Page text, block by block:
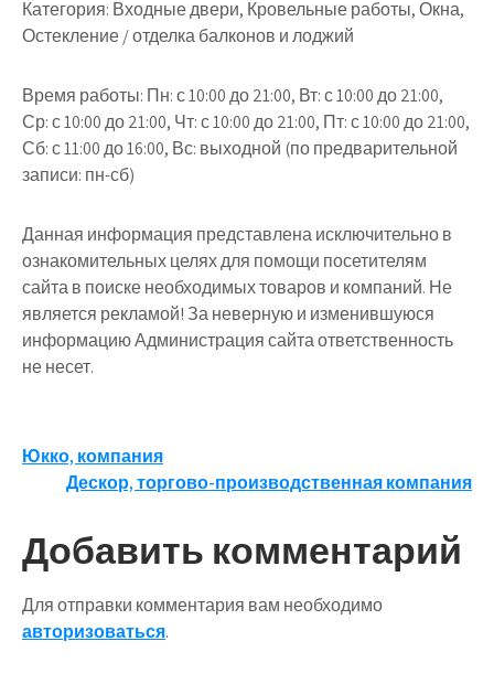
Категория: Входные двери, Кровельные работы, Окна,
Остекление / отделка балконов и лоджий
Время работы: Пн: с 10:00 до 21:00, Вт: с 10:00 до 21:00,
Ср: с 10:00 до 21:00, Чт: с 10:00 до 21:00, Пт: с 10:00 до 21:00,
Сб: с 11:00 до 16:00, Вс: выходной (по предварительной
записи: пн-сб)
Данная информация представлена исключительно в
ознакомительных целях для помощи посетителям
сайта в поиске необходимых товаров и компаний. Не
является рекламой! За неверную и изменившуюся
информацию Администрация сайта ответственность
не несет.
Навигация
по
записям
Юкко, компания
Дескор, торгово-производственная компания
Добавить комментарий
Для отправки комментария вам необходимо
авторизоваться.